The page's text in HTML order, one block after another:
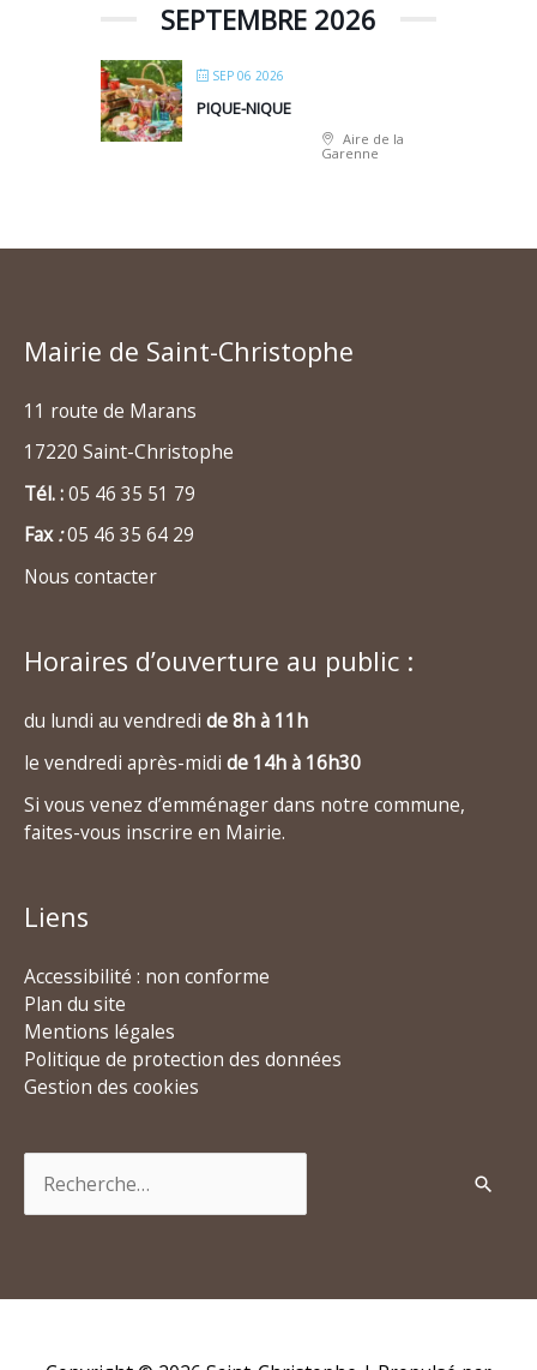
SEPTEMBRE 2026
SEP 06 2026
PIQUE-NIQUE
Aire de la
Garenne
Mairie de Saint-Christophe
11 route de Marans
17220 Saint-Christophe
Tél. :05 46 35 51 79
Fax:05 46 35 64 29
Nous contacter
Horaires d’ouverture au public :
du lundi au vendredi de 8h à 11h
le vendredi après-midi de 14h à 16h30
Si vous venez d’emménager dans notre commune,
faites-vous inscrire en Mairie.
Liens
Accessibilité : non conforme
Plan du site
Mentions légales
Politique de protection des données
Gestion des cookies